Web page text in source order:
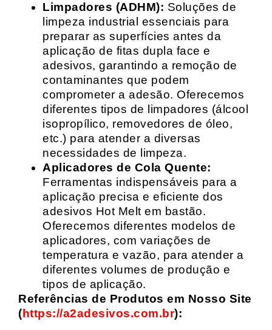
Limpadores (ADHM): Soluções de
limpeza industrial essenciais para
preparar as superfícies antes da
aplicação de fitas dupla face e
adesivos, garantindo a remoção de
contaminantes que podem
comprometer a adesão. Oferecemos
diferentes tipos de limpadores (álcool
isopropílico, removedores de óleo,
etc.) para atender a diversas
necessidades de limpeza.
Aplicadores de Cola Quente:
Ferramentas indispensáveis para a
aplicação precisa e eficiente dos
adesivos Hot Melt em bastão.
Oferecemos diferentes modelos de
aplicadores, com variações de
temperatura e vazão, para atender a
diferentes volumes de produção e
tipos de aplicação.
Referências de Produtos em Nosso Site
(https://a2adesivos.com.br):